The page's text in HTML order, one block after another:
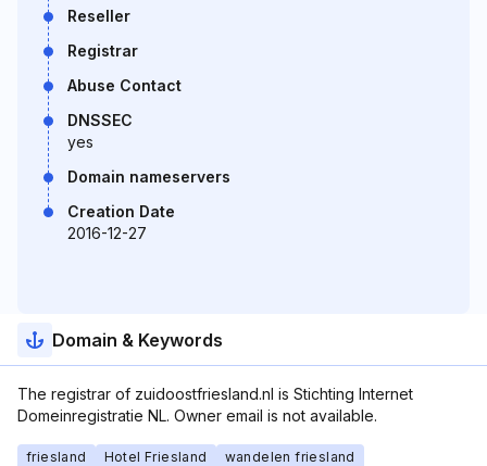
Reseller
Registrar
Abuse Contact
DNSSEC
yes
Domain nameservers
Creation Date
2016-12-27
Domain & Keywords
The registrar of zuidoostfriesland.nl is Stichting Internet
Domeinregistratie NL. Owner email is not available.
friesland Hotel Friesland
wandelen friesland